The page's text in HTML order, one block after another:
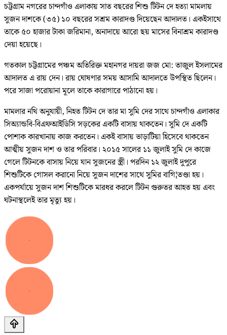
চট্টগ্রাম নগরের চান্দগাঁও এলাকায় সাত বছরের শিশু টিটন দে হত্যা মামলায়
সুজন দাশকে (৩৫) ১০ বছরের সশ্রম কারাদণ্ড দিয়েছেন আদালত। একইসাথে
তাকে ৫০ হাজার টাকা জরিমানা, অনাদায়ে আরো ছয় মাসের বিনাশ্রম কারাদণ্ড
দেয়া হয়েছে।
গতকাল চট্টগ্রামের পঞ্চম অতিরিক্ত মহানগর দায়রা জজ মো: তাজুল ইসলামের
আদালত এ রায় দেন। রায় ঘোষণার সময় আসামি আদালতে উপস্থিত ছিলেন।
পরে সাজা পরোয়ানা মূলে তাকে কারাগারে পাঠানো হয়।
মামলার নথি অনুযায়ী, নিহত টিটন দে তার মা সুমি দের সাথে চান্দগাঁও এলাকার
সিঅ্যান্ডবি-বিএফআইডিসি সড়কের একটি বাসায় থাকতেন। সুমি দে একটি
পোশাক কারখানায় কাজ করতেন। একই বাসায় ভাড়াটিয়া হিসেবে থাকতেন
আত্মীয় সুজন দাশ ও তার পরিবার। ২০১৫ সালের ১১ জুলাই সুমি দে কাজে
গেলে টিটনকে বাসায় নিয়ে যান সুজনের স্ত্রী। পরদিন ১২ জুলাই দুপুরে
শিশুটিকে গোসল করানো নিয়ে সুজন দাশের সাথে সুমির বাগি¦তণ্ডা হয়।
একপর্যায়ে সুজন দাশ শিশুটিকে মারধর করলে টিটন গুরুতর আহত হয় এবং
ঘটনাস্থলেই তার মৃত্যু হয়।